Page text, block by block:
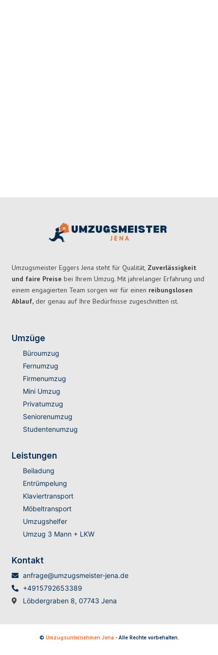
Umzugsmeister Eggers Jena steht für Qualität, Zuverlässigkeit
und faire Preise bei Ihrem Umzug. Mit jahrelanger Erfahrung und
einem engagierten Team sorgen wir für einen reibungslosen
Ablauf, der genau auf Ihre Bedürfnisse zugeschnitten ist.
Umzüge
Büroumzug
Fernumzug
Firmenumzug
Mini Umzug
Privatumzug
Seniorenumzug
Studentenumzug
Leistungen
Beiladung
Entrümpelung
Klaviertransport
Möbeltransport
Umzugshelfer
Umzug 3 Mann + LKW
Kontakt
anfrage@umzugsmeister-jena.de
+4915792653389
Löbdergraben 8, 07743 Jena
© Umzugsunternehmen Jena- Alle Rechte vorbehalten.